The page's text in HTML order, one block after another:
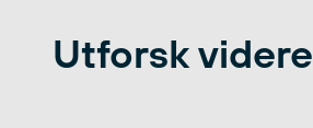
Utforsk videre